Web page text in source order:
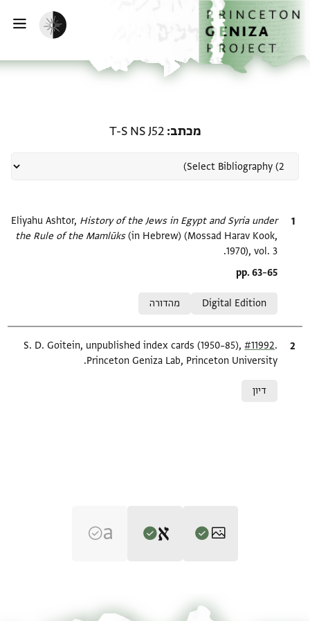
לתוכןהבית
הפעלת מצב כהה
מכתב T-S NS J52
ציטוט Eliyahu Ashtor,History of the Jews in Egypt and Syria under
the Rule of the Mamlūks‎(in Hebrew) (Mossad Harav Kook,
1970), vol. 3.
Location in source
pp. 63–65
Digital Edition
מהדורה
ציטוט S. D. Goitein, unpublished index cards (1950–85),#11992
Princeton Geniza Lab, Princeton University.
דיון
History of the Jews in Egypt and Syria under the